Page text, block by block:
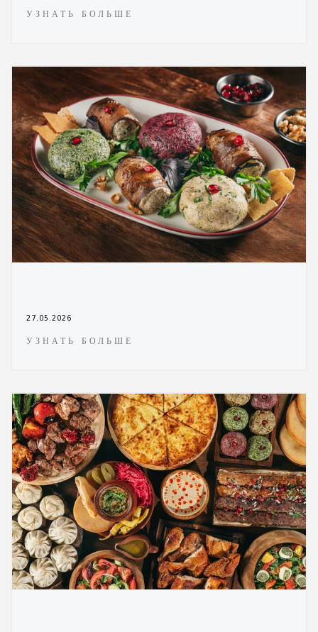
УЗНАТЬ БОЛЬШЕ
27.05.2026
УЗНАТЬ БОЛЬШЕ